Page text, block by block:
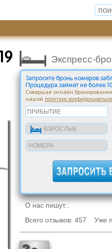
Экспресс-
Запросите бронь номеров
Процедура займет не более
Совершая онлайн
нашей
политики
О нас пишут...
Всего отзывов: 457 Уже